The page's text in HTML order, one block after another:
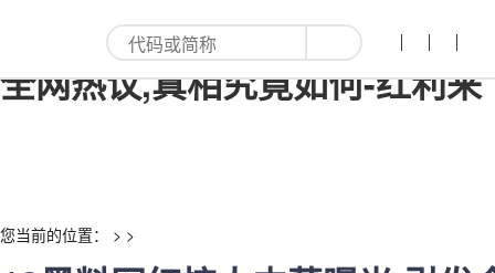
18黑料网红惊人内幕曝光,引发
全网热议,真相究竟如何-红利来
您当前的位置： > >